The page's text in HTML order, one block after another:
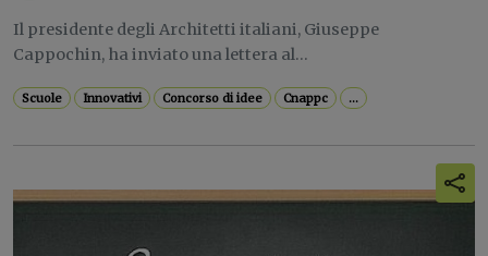
Il presidente degli Architetti italiani, Giuseppe
Cappochin, ha inviato una lettera al...
Scuole Innovativi Concorso di idee Cnappc ...